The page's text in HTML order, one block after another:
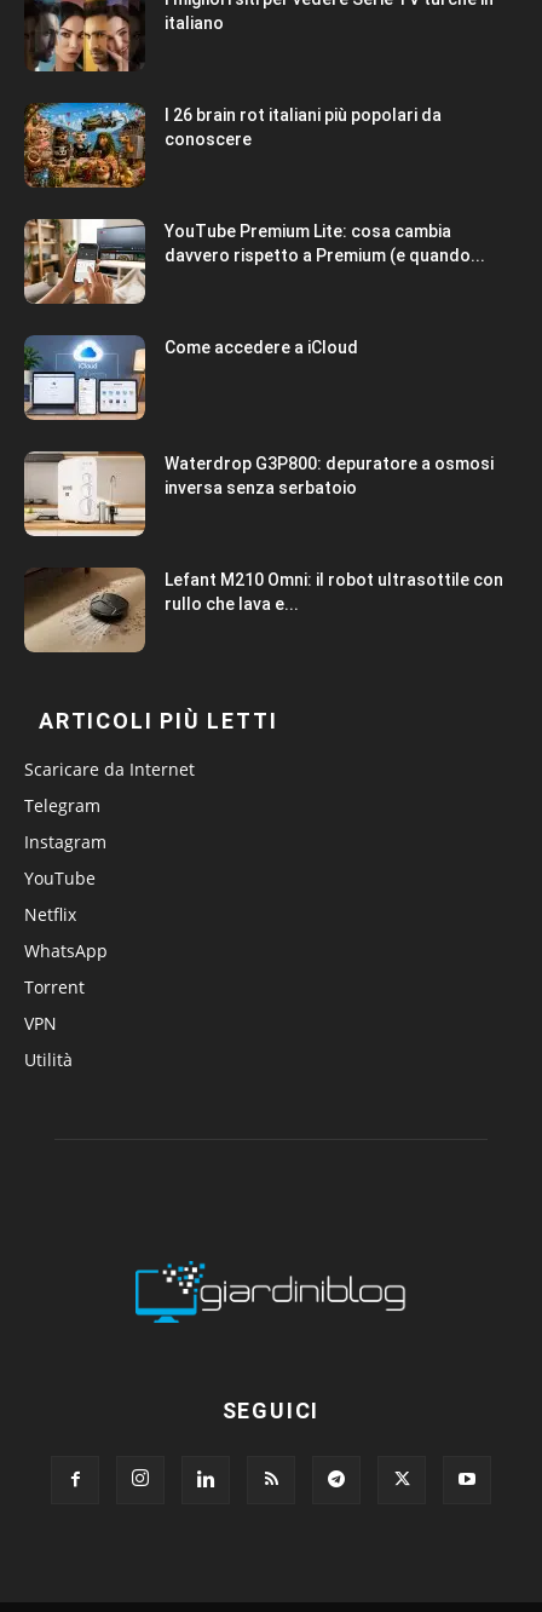
italiano
I 26 brain rot italiani più popolari da
conoscere
YouTube Premium Lite: cosa cambia
davvero rispetto a Premium (e quando...
Come accedere a iCloud
Waterdrop G3P800: depuratore a osmosi
inversa senza serbatoio
Lefant M210 Omni: il robot ultrasottile con
rullo che lava e...
ARTICOLI PIÙ LETTI
Scaricare da Internet
Telegram
Instagram
YouTube
Netflix
WhatsApp
Torrent
VPN
Utilità
SEGUICI